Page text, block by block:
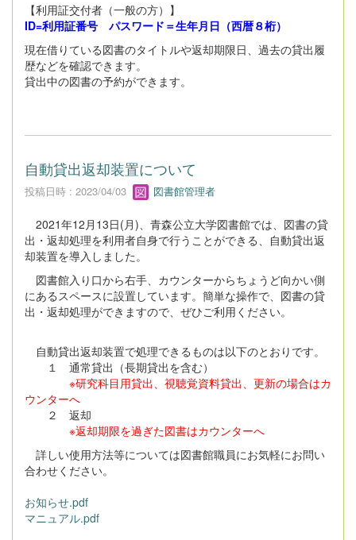
【利用証交付者（一般の方）】
ID=利用証番号 パスワード＝生年月日（西暦８桁）
現在借りている図書のタイトルや返却期限日、過去の貸出履
歴などを確認できます。
貸出中の図書の予約ができます。
自動貸出返却装置について
投稿日時 : 2023/04/03 図書館管理者
2021年12月13日(月)、青森公立大学図書館では、図書の貸
出・返却処理を利用者自身で行うことができる、自動貸出返
却装置を導入しました。
図書館入り口から右手、カウンターからちょうど向かい側
にあるスペースに設置しています。簡単な操作で、図書の貸
出・返却処理ができますので、ぜひご利用ください。
自動貸出返却装置で処理できるものは以下のとおりです。
１ 通常貸出（長期貸出を含む）
※研究科目用貸出、視聴覚資料貸出、更新の場合はカ
ウンターへ
２ 返却
※返却期限を過ぎた図書はカウンターへ
詳しい使用方法等については図書館職員にお気軽にお問い
合わせください。
お知らせ.pdf
マニュアル.pdf